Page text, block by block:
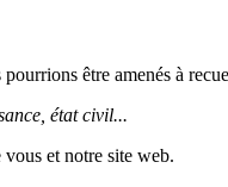
être amenés à
état civil...
vous et notre site web.